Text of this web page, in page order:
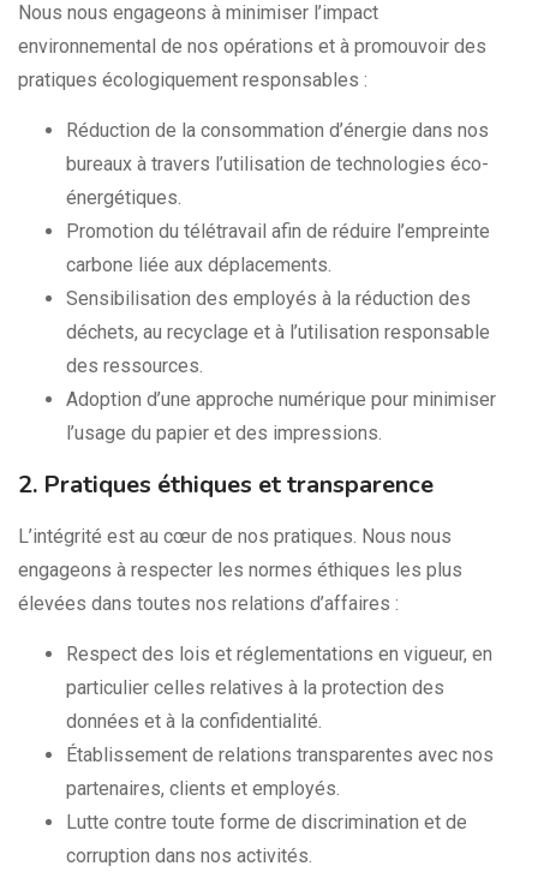
Nous nous engageons à minimiser l’impact
environnemental de nos opérations et à promouvoir des
pratiques écologiquement responsables :
Réduction de la consommation d’énergie dans nos
bureaux à travers l’utilisation de technologies éco-
énergétiques.
Promotion du télétravail afin de réduire l’empreinte
carbone liée aux déplacements.
Sensibilisation des employés à la réduction des
déchets, au recyclage et à l’utilisation responsable
des ressources.
Adoption d’une approche numérique pour minimiser
l’usage du papier et des impressions.
2. Pratiques éthiques et transparence
L’intégrité est au cœur de nos pratiques. Nous nous
engageons à respecter les normes éthiques les plus
élevées dans toutes nos relations d’affaires :
Respect des lois et réglementations en vigueur, en
particulier celles relatives à la protection des
données et à la confidentialité.
Établissement de relations transparentes avec nos
partenaires, clients et employés.
Lutte contre toute forme de discrimination et de
corruption dans nos activités.